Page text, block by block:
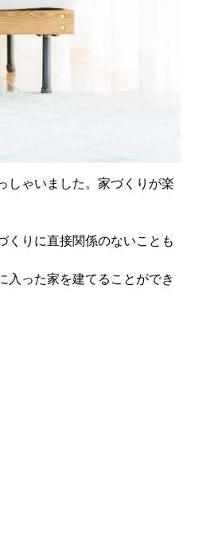
しゃいました。家づくりが楽
くりに直接関係のないことも
入った家を建てることができ